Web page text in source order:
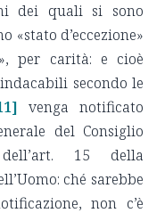
dei quali si sono
«stato d’eccezione»
per carità: e cioè
secondo le
venga notificato
del Consiglio
15 della
ché sarebbe
non c’è